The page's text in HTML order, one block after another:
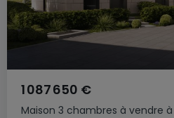
Maison 3 chambres à vendre à
1 087 650 €